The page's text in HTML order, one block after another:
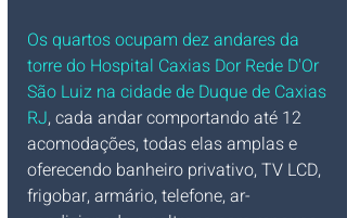
Os quartos ocupam dez andares da
torre do Hospital Caxias Dor Rede D'Or
São Luiz na cidade de Duque de Caxias
RJ, cada andar comportando até 12
acomodações, todas elas amplas e
oferecendo banheiro privativo, TV LCD,
frigobar, armário, telefone, ar-